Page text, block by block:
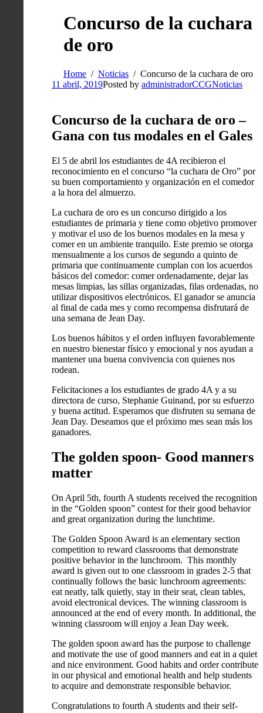
Concurso de la cuchara
de oro
Home Noticias
Concurso de la cuchara de oro
11 abril, 2019Posted by administradorCCGNoticias
Concurso de la cuchara de oro –
Gana con tus modales en el Gales
El 5 de abril los estudiantes de 4A recibieron el
reconocimiento en el concurso “la cuchara de Oro” por
su buen comportamiento y organización en el comedor
a la hora del almuerzo.
La cuchara de oro es un concurso dirigido a los
estudiantes de primaria y tiene como objetivo promover
y motivar el uso de los buenos modales en la mesa y
comer en un ambiente tranquilo. Este premio se otorga
mensualmente a los cursos de segundo a quinto de
primaria que continuamente cumplan con los acuerdos
básicos del comedor: comer ordenadamente, dejar las
mesas limpias, las sillas organizadas, filas ordenadas, no
utilizar dispositivos electrónicos. El ganador se anuncia
al final de cada mes y como recompensa disfrutará de
una semana de Jean Day.
Los buenos hábitos y el orden influyen favorablemente
en nuestro bienestar físico y emocional y nos ayudan a
mantener una buena convivencia con quienes nos
rodean.
Felicitaciones a los estudiantes de grado 4A y a su
directora de curso, Stephanie Guinand, por su esfuerzo
y buena actitud. Esperamos que disfruten su semana de
Jean Day. Deseamos que el próximo mes sean más los
ganadores.
The golden spoon- Good manners
matter
On April 5th, fourth A students received the recognition
in the “Golden spoon” contest for their good behavior
and great organization during the lunchtime.
The Golden Spoon Award is an elementary section
competition to reward classrooms that demonstrate
positive behavior in the lunchroom. This monthly
award is given out to one classroom in grades 2-5 that
continually follows the basic lunchroom agreements:
eat neatly, talk quietly, stay in their seat, clean tables,
avoid electronical devices. The winning classroom is
announced at the end of every month. In additional, the
winning classroom will enjoy a Jean Day week.
The golden spoon award has the purpose to challenge
and motivate the use of good manners and eat in a quiet
and nice environment. Good habits and order contribute
in our physical and emotional health and help students
to acquire and demonstrate responsible behavior.
Congratulations to fourth A students and their self-